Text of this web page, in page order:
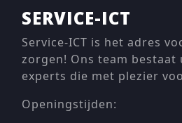
SERVICE-ICT
Service-ICT is het adres
zorgen! Ons team bestaat
experts die met plezier
Openingstijden: